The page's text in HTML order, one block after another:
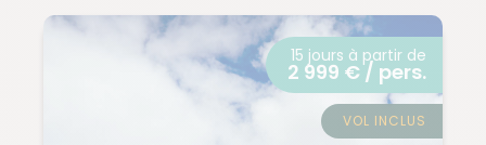
15 jours à partir de
2 999 € / pers.
VOL INCLUS